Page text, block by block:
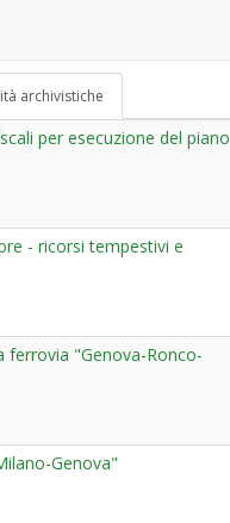
archivistiche
per esecuzione del piano
- ricorsi tempestivi e
ferrovia "Genova-Ronco-
Genova"